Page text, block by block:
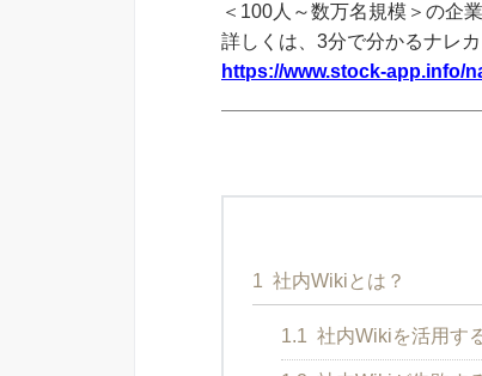
＜100人～数万名規模＞の企
詳しくは、3分で分かるナレ
https://www.stock-app.info/
1 社内Wikiとは？
1.1 社内Wikiを活用す